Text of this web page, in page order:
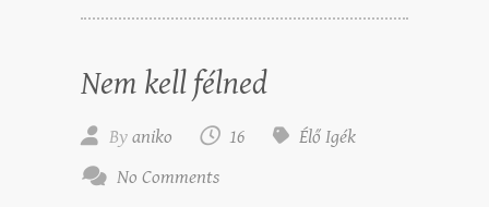
Nem kell félned
Byaniko 16
Élő Igék
No Comments